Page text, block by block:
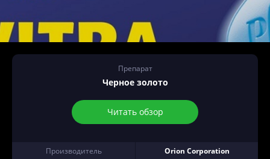
Препарат
Черное золото
Читать обзор
Производитель
Orion Corporation